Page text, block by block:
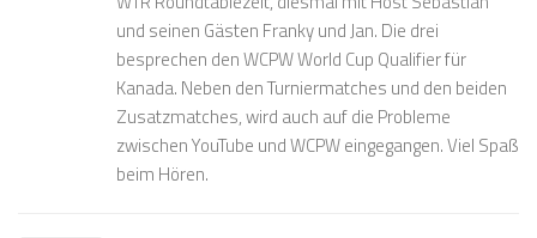
und seinen Gästen Franky und Jan. Die drei
besprechen den WCPW World Cup Qualifier für
Kanada. Neben den Turniermatches und den beiden
Zusatzmatches, wird auch auf die Probleme
zwischen YouTube und WCPW eingegangen. Viel Spaß
beim Hören.